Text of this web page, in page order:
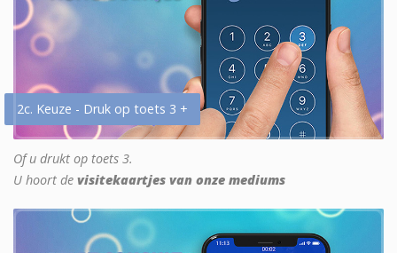
2c. Keuze - Druk op toets 3 +
Of u drukt op toets 3.
U hoort de visitekaartjes van onze mediums